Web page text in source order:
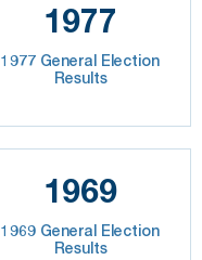
1977
1977 General Election
Results
1969
1969 General Election
Results